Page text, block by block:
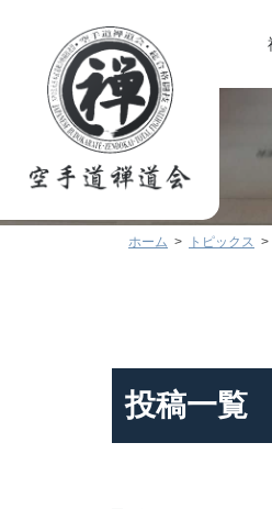
ホーム トピックス
投稿一覧